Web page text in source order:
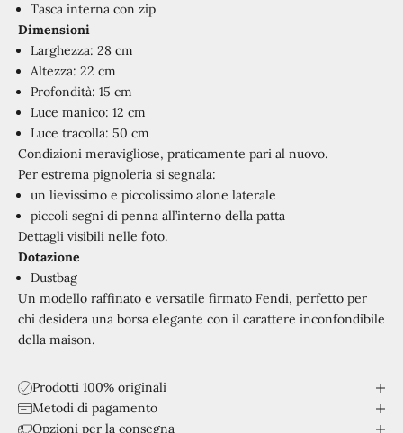
Tasca interna con zip
Dimensioni
Larghezza: 28 cm
Altezza: 22 cm
Profondità: 15 cm
Luce manico: 12 cm
Luce tracolla: 50 cm
Condizioni meravigliose, praticamente pari al nuovo.
Per estrema pignoleria si segnala:
un lievissimo e piccolissimo alone laterale
piccoli segni di penna all’interno della patta
Dettagli visibili nelle foto.
Dotazione
Dustbag
Un modello raffinato e versatile firmato Fendi, perfetto per
chi desidera una borsa elegante con il carattere inconfondibile
della maison.
Prodotti 100% originali
Metodi di pagamento
Opzioni per la consegna